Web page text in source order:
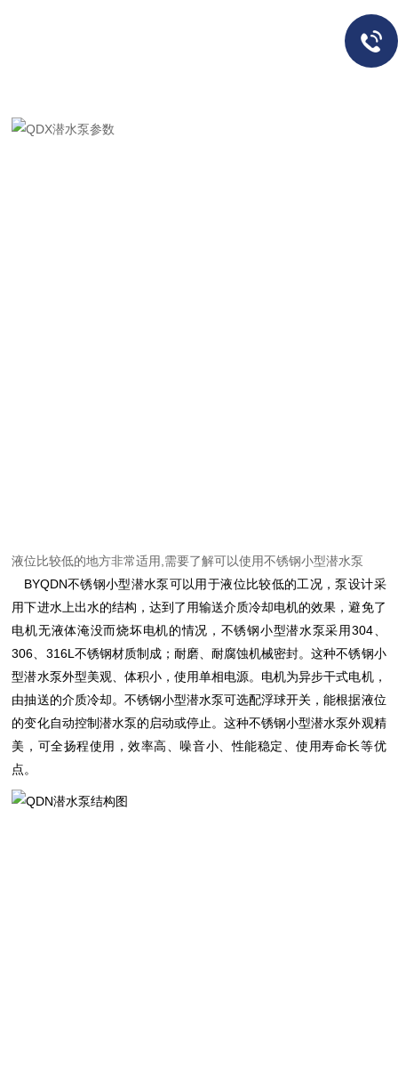
液位比较低的地方非常适用,需要了解可以使用不锈钢小型潜水泵
BYQDN不锈钢小型潜水泵可以用于液位比较低的工况，泵设计采
用下进水上出水的结构，达到了用输送介质冷却电机的效果，避免了
电机无液体淹没而烧坏电机的情况，不锈钢小型潜水泵采用304、
306、316L不锈钢材质制成；耐磨、耐腐蚀机械密封。这种不锈钢小
型潜水泵外型美观、体积小，使用单相电源。电机为异步干式电机，
由抽送的介质冷却。不锈钢小型潜水泵可选配浮球开关，能根据液位
的变化自动控制潜水泵的启动或停止。这种不锈钢小型潜水泵外观精
美，可全扬程使用，效率高、噪音小、性能稳定、使用寿命长等优
点。